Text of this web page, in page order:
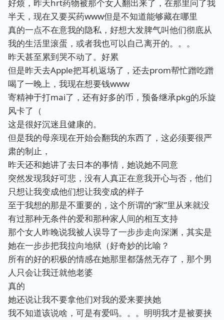
好烦，昨天hrt药物被那个女人翻出来了，在那里问了我
半天，现在又要买药www但是不知道能够藏在哪里
真的一点不在意我的隐私，好想大发脾气叫他们彻底从
我的生活里滚蛋，或者我也可以自己离开的。。。
昨天甚至累到哭不动了。好累
但是昨天去Apple把耳机返场了，还去prom帮忙蹭吃蹭
喝了一晚上，我现在想要钱www
寄精神于打mai了，还有好多的币，预备继承pkg的乐旋
风卡了（
这是很好沉迷且健康的。
但是我的母亲现在开始会翻我的东西了，这必须要很严
肃的制止，
昨天还和她讲了去日本的事情，她说她不同意
突然发现我好可悲，没有人真正在意我开心与否，他们
只想让我变成他们想让我变成的样子
至于我想的那是不重要的，这个所谓的“家”里从来就没
有过那种无条件的爱和那种家人间的相互支持
那个女人昨晚说我被人误导了一步步走向深渊，其实是
她在一步步把我拉向地狱（好奇妙的比喻？
所有的好的积极的情感在她那里都荡然无存了，那个男
人只会让我迁就他老婆
真的
她还说让我不要拿他们对我的爱来要挟她
我不知道该说啥，可是有爱吗。。。明明我才是被要挟